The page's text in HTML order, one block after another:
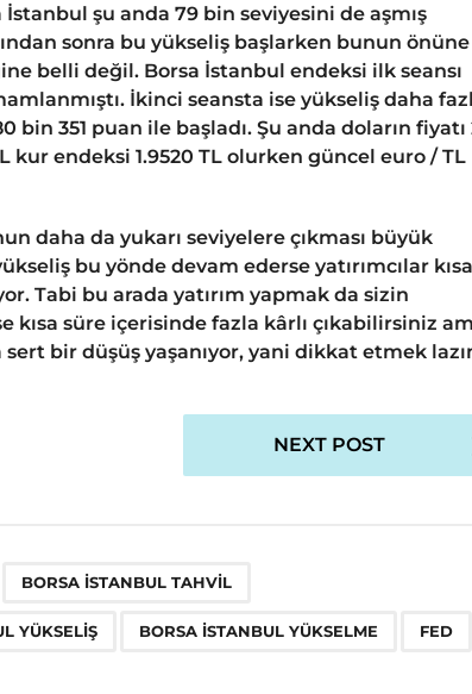
şu anda 79 bin seviyesini de aşmış
sonra bu yükseliş başlarken bunun önüne
belli değil. Borsa İstanbul endeksi ilk seansı
İkinci seansta ise yükseliş daha
351 puan ile başladı. Şu anda doların fiyatı
kur endeksi 1.9520 TL olurken güncel euro / TL
daha da yukarı seviyelere çıkması büyük
bu yönde devam ederse yatırımcılar kısa
Tabi bu arada yatırım yapmak da sizin
kısa süre içerisinde fazla kârlı çıkabilirsiniz
bir düşüş yaşanıyor, yani dikkat etmek
NEXT POST
BORSA İSTANBUL TAHVIL
YÜKSELIŞ BORSA İSTANBUL YÜKSELME FED